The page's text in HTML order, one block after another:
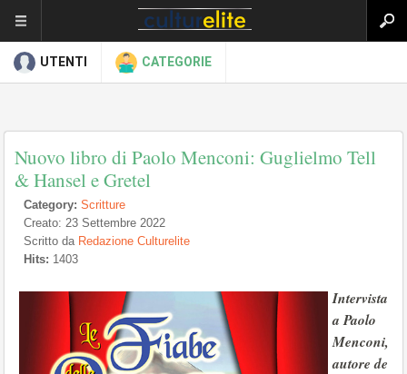
UTENTI CATEGORIE
Nuovo libro di Paolo Menconi: Guglielmo Tell
& Hansel e Gretel
Category: Scritture
Creato: 23 Settembre 2022
Scritto da Redazione Culturelite
Hits: 1403
Intervista
a Paolo
Menconi,
autore de